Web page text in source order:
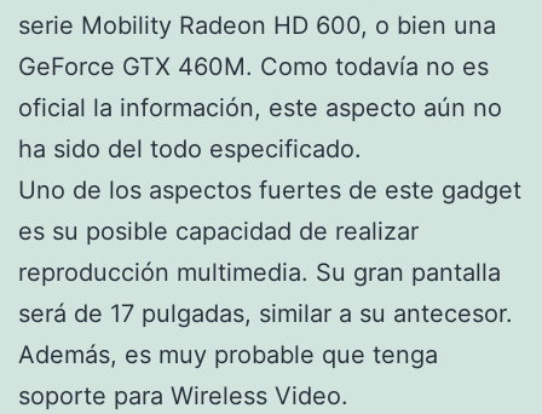
serie Mobility Radeon HD 600, o bien una
GeForce GTX 460M. Como todavía no es
oficial la información, este aspecto aún no
ha sido del todo especificado.
Uno de los aspectos fuertes de este gadget
es su posible capacidad de realizar
reproducción multimedia. Su gran pantalla
será de 17 pulgadas, similar a su antecesor.
Además, es muy probable que tenga
soporte para Wireless Video.